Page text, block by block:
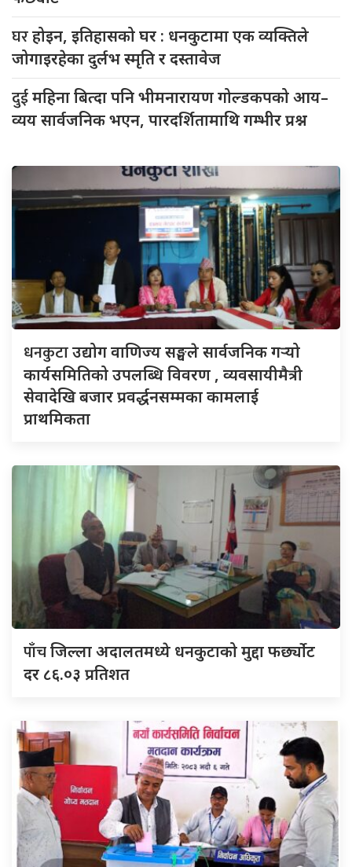
घरहोइन, इतिहासको घर : धनकुटामा एक व्यक्तिले
जोगाइरहेका दुर्लभ स्मृति र दस्तावेज
दुईमहिना बित्दा पनि भीमनारायण गोल्डकपको आय–
व्यय सार्वजनिक भएन, पारदर्शितामाथि गम्भीर प्रश्न
धनकुटाउद्योग वाणिज्य सङ्घले सार्वजनिक गर्‍यो
कार्यसमितिको उपलब्धि विवरण , व्यवसायीमैत्री
सेवादेखि बजार प्रवर्द्धनसम्मका कामलाई
प्राथमिकता
पाँचजिल्ला अदालतमध्ये धनकुटाको मुद्दा फर्छ्योट
दर ८६.०३ प्रतिशत